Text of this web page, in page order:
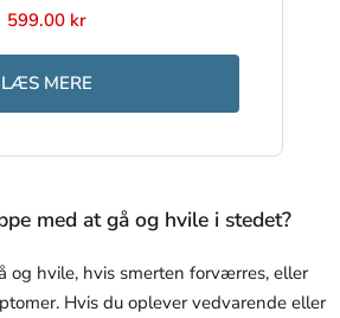
599.00 kr
LÆS MERE
med at gå og hvile i stedet?
og hvile, hvis smerten forværres, eller
Hvis du oplever vedvarende eller